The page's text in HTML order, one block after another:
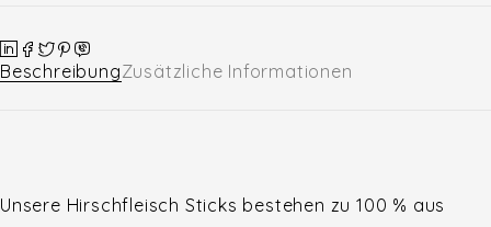
BeschreibungZusätzliche Informationen
Unsere Hirschfleisch Sticks bestehen zu 100 % aus